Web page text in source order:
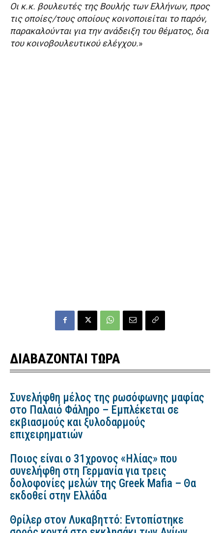
Οι κ.κ. βουλευτές της Βουλής των Ελλήνων, προς
τις οποίες/τους οποίους κοινοποιείται το παρόν,
παρακαλούνται για την ανάδειξη του θέματος, δια
του κοινοβουλευτικού ελέγχου.»
ΔΙΑΒΑΖΟΝΤΑΙ ΤΩΡΑ
Συνελήφθη μέλος της ρωσόφωνης μαφίας
στο Παλαιό Φάληρο – Εμπλέκεται σε
εκβιασμούς και ξυλοδαρμούς
επιχειρηματιών
Ποιος είναι ο 31χρονος «Ηλίας» που
συνελήφθη στη Γερμανία για τρεις
δολοφονίες μελών της Greek Mafia – Θα
εκδοθεί στην Ελλάδα
Θρίλερ στον Λυκαβηττό: Εντοπίστηκε